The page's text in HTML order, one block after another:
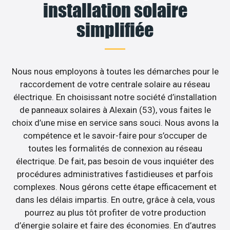
installation solaire
simplifiée
Nous nous employons à toutes les démarches pour le
raccordement de votre centrale solaire au réseau
électrique. En choisissant notre société d’installation
de panneaux solaires à Alexain (53), vous faites le
choix d’une mise en service sans souci. Nous avons la
compétence et le savoir-faire pour s’occuper de
toutes les formalités de connexion au réseau
électrique. De fait, pas besoin de vous inquiéter des
procédures administratives fastidieuses et parfois
complexes. Nous gérons cette étape efficacement et
dans les délais impartis. En outre, grâce à cela, vous
pourrez au plus tôt profiter de votre production
d’énergie solaire et faire des économies. En d’autres